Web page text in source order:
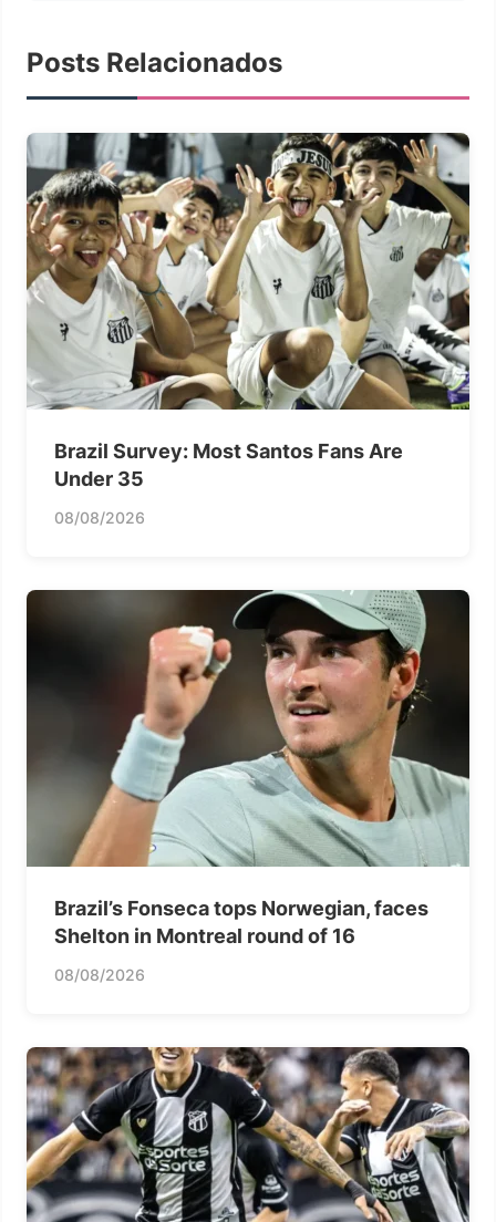
Posts Relacionados
Brazil Survey: Most Santos Fans Are
Under 35
08/08/2026
Brazil’s Fonseca tops Norwegian, faces
Shelton in Montreal round of 16
08/08/2026